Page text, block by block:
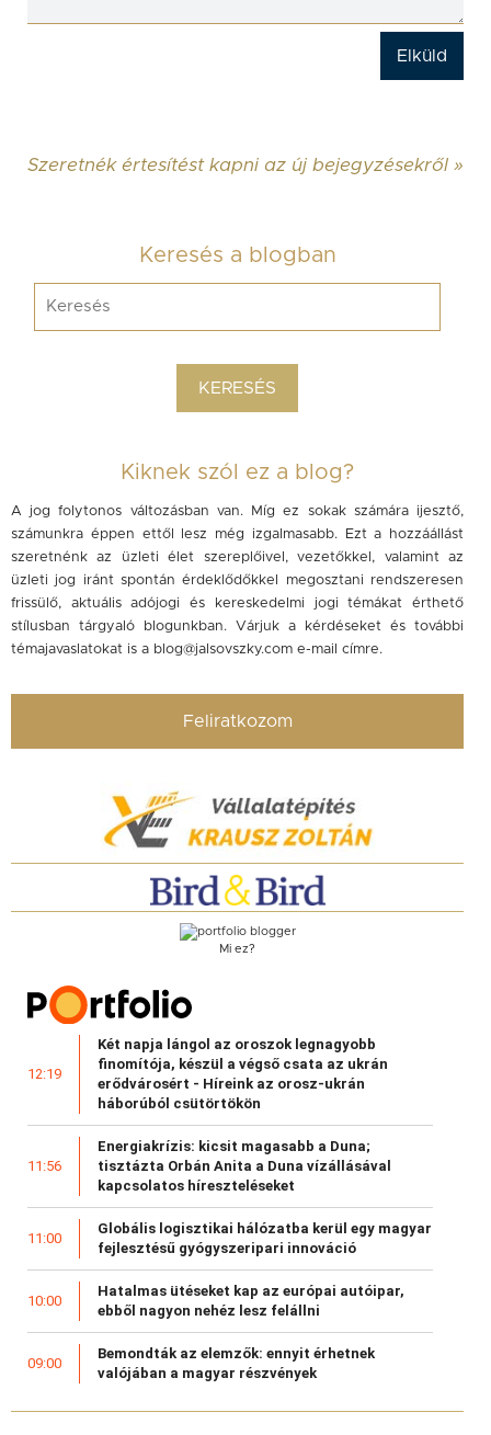
Szeretnék értesítést kapni az új bejegyzésekről »
Keresés a blogban
Kiknek szól ez a blog?
A jog folytonos változásban van. Míg ez sokak számára ijesztő,
számunkra éppen ettől lesz még izgalmasabb. Ezt a hozzáállást
szeretnénk az üzleti élet szereplőivel, vezetőkkel, valamint az
üzleti jog iránt spontán érdeklődőkkel megosztani rendszeresen
frissülő, aktuális adójogi és kereskedelmi jogi témákat érthető
stílusban tárgyaló blogunkban. Várjuk a kérdéseket és további
témajavaslatokat is a blog@jalsovszky.com e-mail címre.
Feliratkozom
Mi ez?
12:19
Két napja lángol az oroszok legnagyobb
finomítója, készül a végső csata az ukrán
erődvárosért - Híreink az orosz-ukrán
háborúból csütörtökön
11:56
Energiakrízis: kicsit magasabb a Duna;
tisztázta Orbán Anita a Duna vízállásával
kapcsolatos híreszteléseket
11:00
Globális logisztikai hálózatba kerül egy magyar
fejlesztésű gyógyszeripari innováció
10:00
Hatalmas ütéseket kap az európai autóipar,
ebből nagyon nehéz lesz felállni
09:00
Bemondták az elemzők: ennyit érhetnek
valójában a magyar részvények